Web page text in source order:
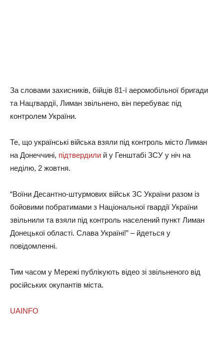
За словами захисників, бійців 81-ї аеромобільної бригади
та Нацгвардії, Лиман звільнено, він перебуває під
контролем України.
Те, що українські війська взяли під контроль місто Лиман
на Донеччині, підтвердили й у Генштабі ЗСУ у ніч на
неділю, 2 жовтня.
“Воїни Десантно-штурмових військ ЗС України разом із
бойовими побратимами з Національної гвардії України
звільнили та взяли під контроль населений пункт Лиман
Донецької області. Слава Україні!” – йдеться у
повідомленні.
Тим часом у Мережі публікують відео зі звільненого від
російських окупантів міста.
UAINFO